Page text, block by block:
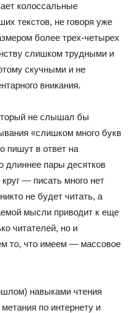
колоссальные
текстов, не говоря уже
более трех-четырех
слишком трудными и
скучными и не
вникания.
не слышал бы
«слишком много букв
пишут в ответ на
длиннее пары десятков
— писать много нет
не будет читать, а
мысли приводит к еще
читателей, но и
то, что имеем — массовое
навыками чтения
по интернету и